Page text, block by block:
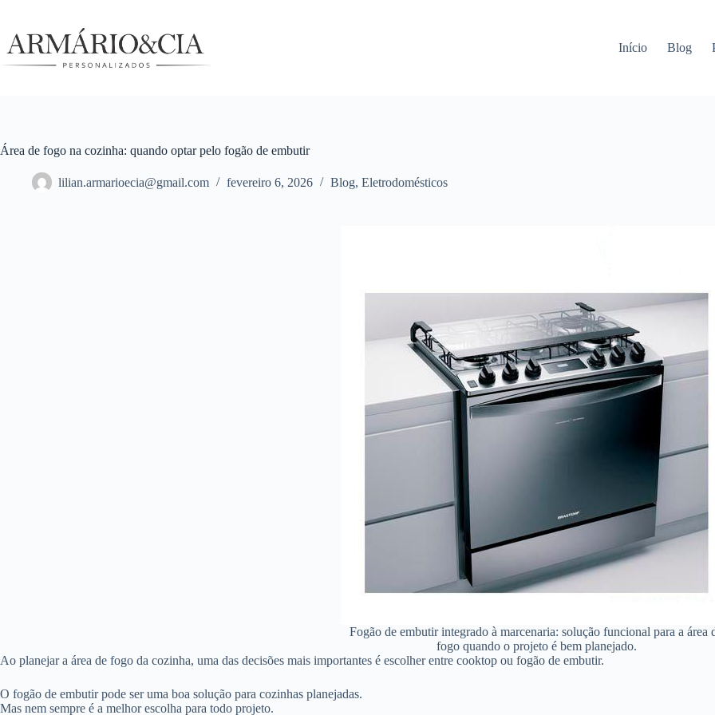
conteúdo
Início Blog
Área de fogo na cozinha: quando optar pelo fogão de embutir
lilian.armarioecia@gmail.com fevereiro 6, 2026 Blog, Eletrodomésticos
Fogão de embutir integrado à marcenaria: solução funcional para a área
fogo quando o projeto é bem planejado.
Ao planejar a área de fogo da cozinha, uma das decisões mais importantes é escolher entre cooktop ou fogão de embutir.
O fogão de embutir pode ser uma boa solução para cozinhas planejadas.
Mas nem sempre é a melhor escolha para todo projeto.